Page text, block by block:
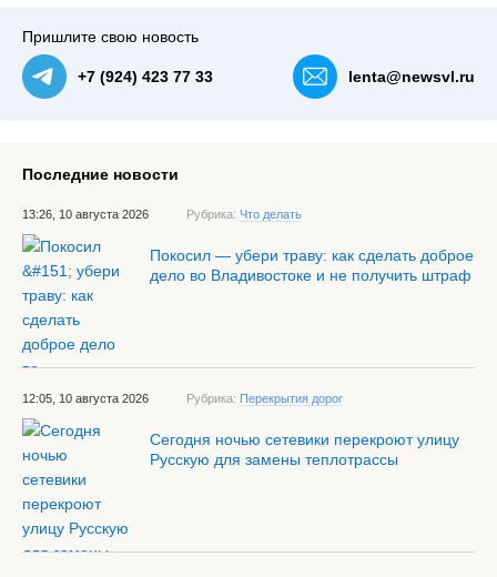
Пришлите свою новость
+7 (924) 423 77 33 lenta@newsvl.ru
Последние новости
13:26, 10 августа 2026 Рубрика: Что делать
Покосил — убери траву: как сделать доброе
дело во Владивостоке и не получить штраф
12:05, 10 августа 2026 Рубрика: Перекрытия дорог
Сегодня ночью сетевики перекроют улицу
Русскую для замены теплотрассы